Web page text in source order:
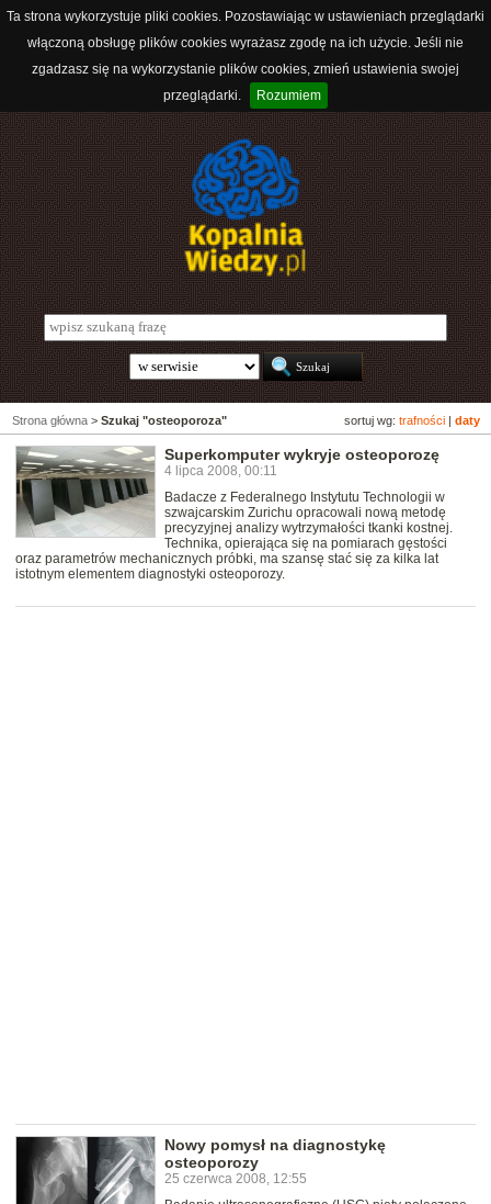
Ta strona wykorzystuje pliki cookies. Pozostawiając w ustawieniach przeglądarki
włączoną obsługę plików cookies wyrażasz zgodę na ich użycie. Jeśli nie
zgadzasz się na wykorzystanie plików cookies, zmień ustawienia swojej
przeglądarki.
Rozumiem
sortuj wg: trafności daty
Strona główna > Szukaj "osteoporoza"
Superkomputer wykryje osteoporozę
4 lipca 2008, 00:11
Badacze z Federalnego Instytutu Technologii w
szwajcarskim Zurichu opracowali nową metodę
precyzyjnej analizy wytrzymałości tkanki kostnej.
Technika, opierająca się na pomiarach gęstości
oraz parametrów mechanicznych próbki, ma szansę stać się za kilka lat
istotnym elementem diagnostyki osteoporozy.
Nowy pomysł na diagnostykę
osteoporozy
25 czerwca 2008, 12:55